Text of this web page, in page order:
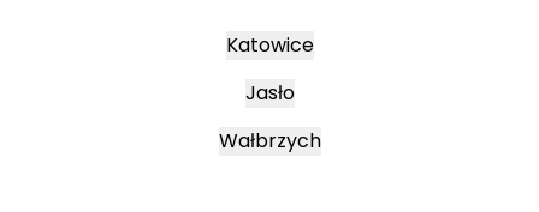
Katowice
Jasło
Wałbrzych